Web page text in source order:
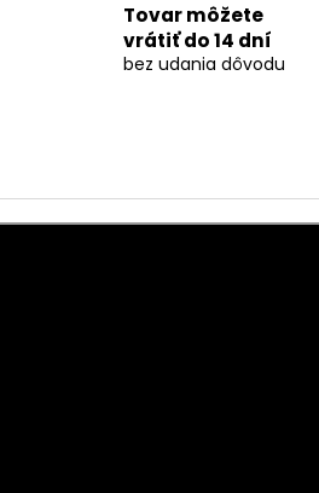
Tovar môžete
vrátiť do 14 dní
bez udania dôvodu